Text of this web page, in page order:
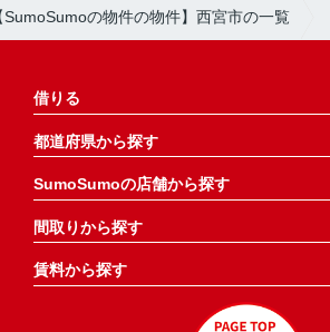
SumoSumoの物件の物件】西宮市の一覧
借りる
都道府県から探す
SumoSumoの店舗から探す
間取りから探す
賃料から探す